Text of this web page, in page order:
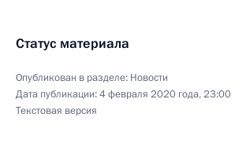
Статус материала
Опубликован в разделе: Новости
Дата публикации:4 февраля 2020 года, 23:00
Текстовая версия